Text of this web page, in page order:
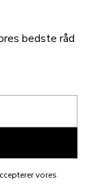
bedste råd
vores